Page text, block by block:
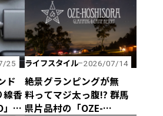
ト」
25
ド
線香
」が
ライフスタイル 2026/07/14
絶景グランピングが無
料ってマジ太っ腹!? 群馬
県片品村の「OZE-